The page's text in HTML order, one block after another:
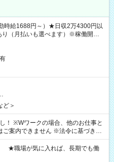
時給1688円～）★日収2万4300円以
（月払いも選べます）※稼働開始時
となります。
ど＞
事と
ご案内できません ※法令に基づき、
険への加入対象となります ※労働者
止）により、短時間・短期間の就
ります
★職場が気に入れば、長期でも働